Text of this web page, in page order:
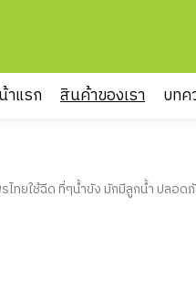
าแรก สินค้าของเรา บทค
ไทยใช้ฉีด ที่ๆน้ำขัง มักมีลูกน้ำ ปลอ